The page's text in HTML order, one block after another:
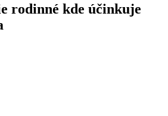
rodinné kde účinkuje